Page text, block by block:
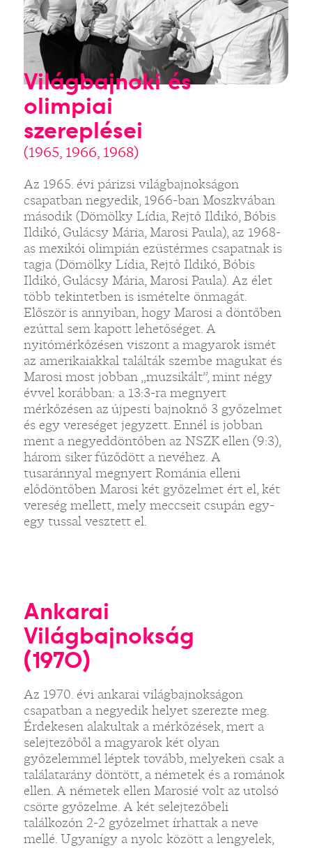
Világbajnoki és
olimpiai
szereplései
(1965, 1966, 1968)
Az 1965. évi párizsi világbajnokságon
csapatban negyedik, 1966-ban Moszkvában
második (Dömölky Lídia, Rejtő Ildikó, Bóbis
Ildikó, Gulácsy Mária, Marosi Paula), az 1968-
as mexikói olimpián ezüstérmes csapatnak is
tagja (Dömölky Lídia, Rejtő Ildikó, Bóbis
Ildikó, Gulácsy Mária, Marosi Paula). Az élet
több tekintetben is ismételte önmagát.
Először is annyiban, hogy Marosi a döntőben
ezúttal sem kapott lehetőséget. A
nyitómérkőzésen viszont a magyarok ismét
az amerikaiakkal találták szembe magukat és
Marosi most jobban „muzsikált”, mint négy
évvel korábban: a 13:3-ra megnyert
mérkőzésen az újpesti bajnoknő 3 győzelmet
és egy vereséget jegyzett. Ennél is jobban
ment a negyeddöntőben az NSZK ellen (9:3),
három siker fűződött a nevéhez. A
tusaránnyal megnyert Románia elleni
elődöntőben Marosi két győzelmet ért el, két
vereség mellett, mely meccseit csupán egy-
egy tussal vesztett el.
Ankarai
Világbajnokság
(1970)
Az 1970. évi ankarai világbajnokságon
csapatban a negyedik helyet szerezte meg.
Érdekesen alakultak a mérkőzések, mert a
selejtezőből a magyarok két olyan
győzelemmel léptek tovább, melyeken csak a
találatarány döntött, a németek és a románok
ellen. A németek ellen Marosié volt az utolsó
csörte győzelme. A két selejtezőbeli
találkozón 2-2 győzelmet írhattak a neve
mellé. Ugyanígy a nyolc között a lengyelek,